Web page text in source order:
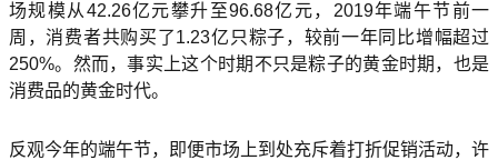
场规模从42.26亿元攀升至96.68亿元，2019年端午节前一
周，消费者共购买了1.23亿只粽子，较前一年同比增幅超过
250%。然而，事实上这个时期不只是粽子的黄金时期，也是
消费品的黄金时代。
反观今年的端午节，即便市场上到处充斥着打折促销活动，许